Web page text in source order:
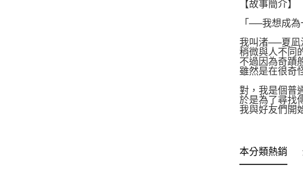
【故事簡介】
「──我想成
我叫渚──夏凪
稍微與人不同
不過因為奇蹟
雖然是在很奇
對，我是個普
於是為了尋找
我與好友們開
本分類熱銷